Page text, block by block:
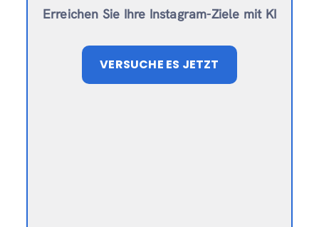
Erreichen Sie Ihre Instagram-Ziele mit KI
VERSUCHE ES JETZT